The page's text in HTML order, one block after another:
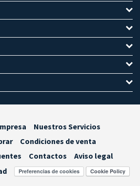
Nuestros Servicios
Condiciones de venta
Contactos
Aviso legal
Preferencias de cookies